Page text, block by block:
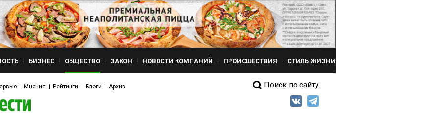
БИЗНЕС ОБЩЕСТВО ЗАКОН НОВОСТИ КОМПАНИЙ ПРОИСШЕСТВИЯ СТИЛЬ ЖИЗНИ
Мнения Рейтинги Блоги Архив Поиск по сайту